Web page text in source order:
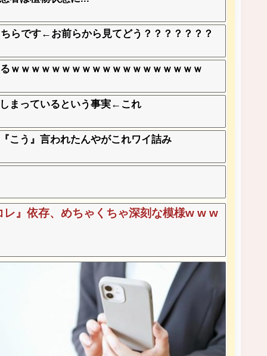
らです←お前らから見てどう？？？？？？？
ｗｗｗｗｗｗｗｗｗｗｗｗｗｗｗｗｗｗｗ
まっているという事実←これ
こう』言われたんやがこれワイ詰み
』依存、めちゃくちゃ深刻な模様w w w